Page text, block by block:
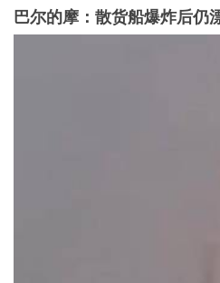
巴尔的摩：散货船爆炸后仍